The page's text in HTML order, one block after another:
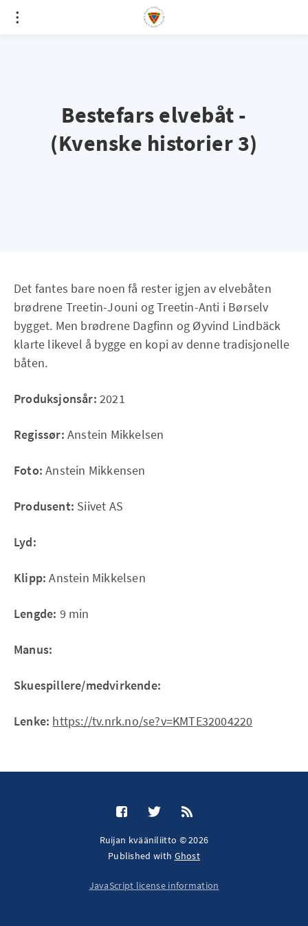
Bestefars elvebåt -
(Kvenske historier 3)
Det fantes bare noen få rester igjen av elvebåten
brødrene Treetin-Jouni og Treetin-Anti i Børselv
bygget. Men brødrene Dagfinn og Øyvind Lindbäck
klarte likevel å bygge en kopi av denne tradisjonelle
båten.
Produksjonsår: 2021
Regissør: Anstein Mikkelsen
Foto: Anstein Mikkensen
Produsent: Siivet AS
Lyd:
Klipp: Anstein Mikkelsen
Lengde: 9 min
Manus:
Skuespillere/medvirkende:
Lenke: https://tv.nrk.no/se?v=KMTE32004220
Ruijan kvääniliitto © 2026
Published with Ghost
JavaScript license information